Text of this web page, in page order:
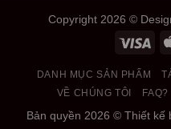
Copyright 2026 ©
DANH MỤC SẢN PHẨM
VỀ CHÚNG TÔI
FAQ?
Bản quyền 2026 © Thiết kế